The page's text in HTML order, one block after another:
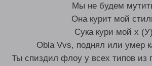
Мы не будем
Она курит мой
Сука кури мой х (У)
Obla Vvs, поднял или умер
Ты спиздил флоу у всех типов из